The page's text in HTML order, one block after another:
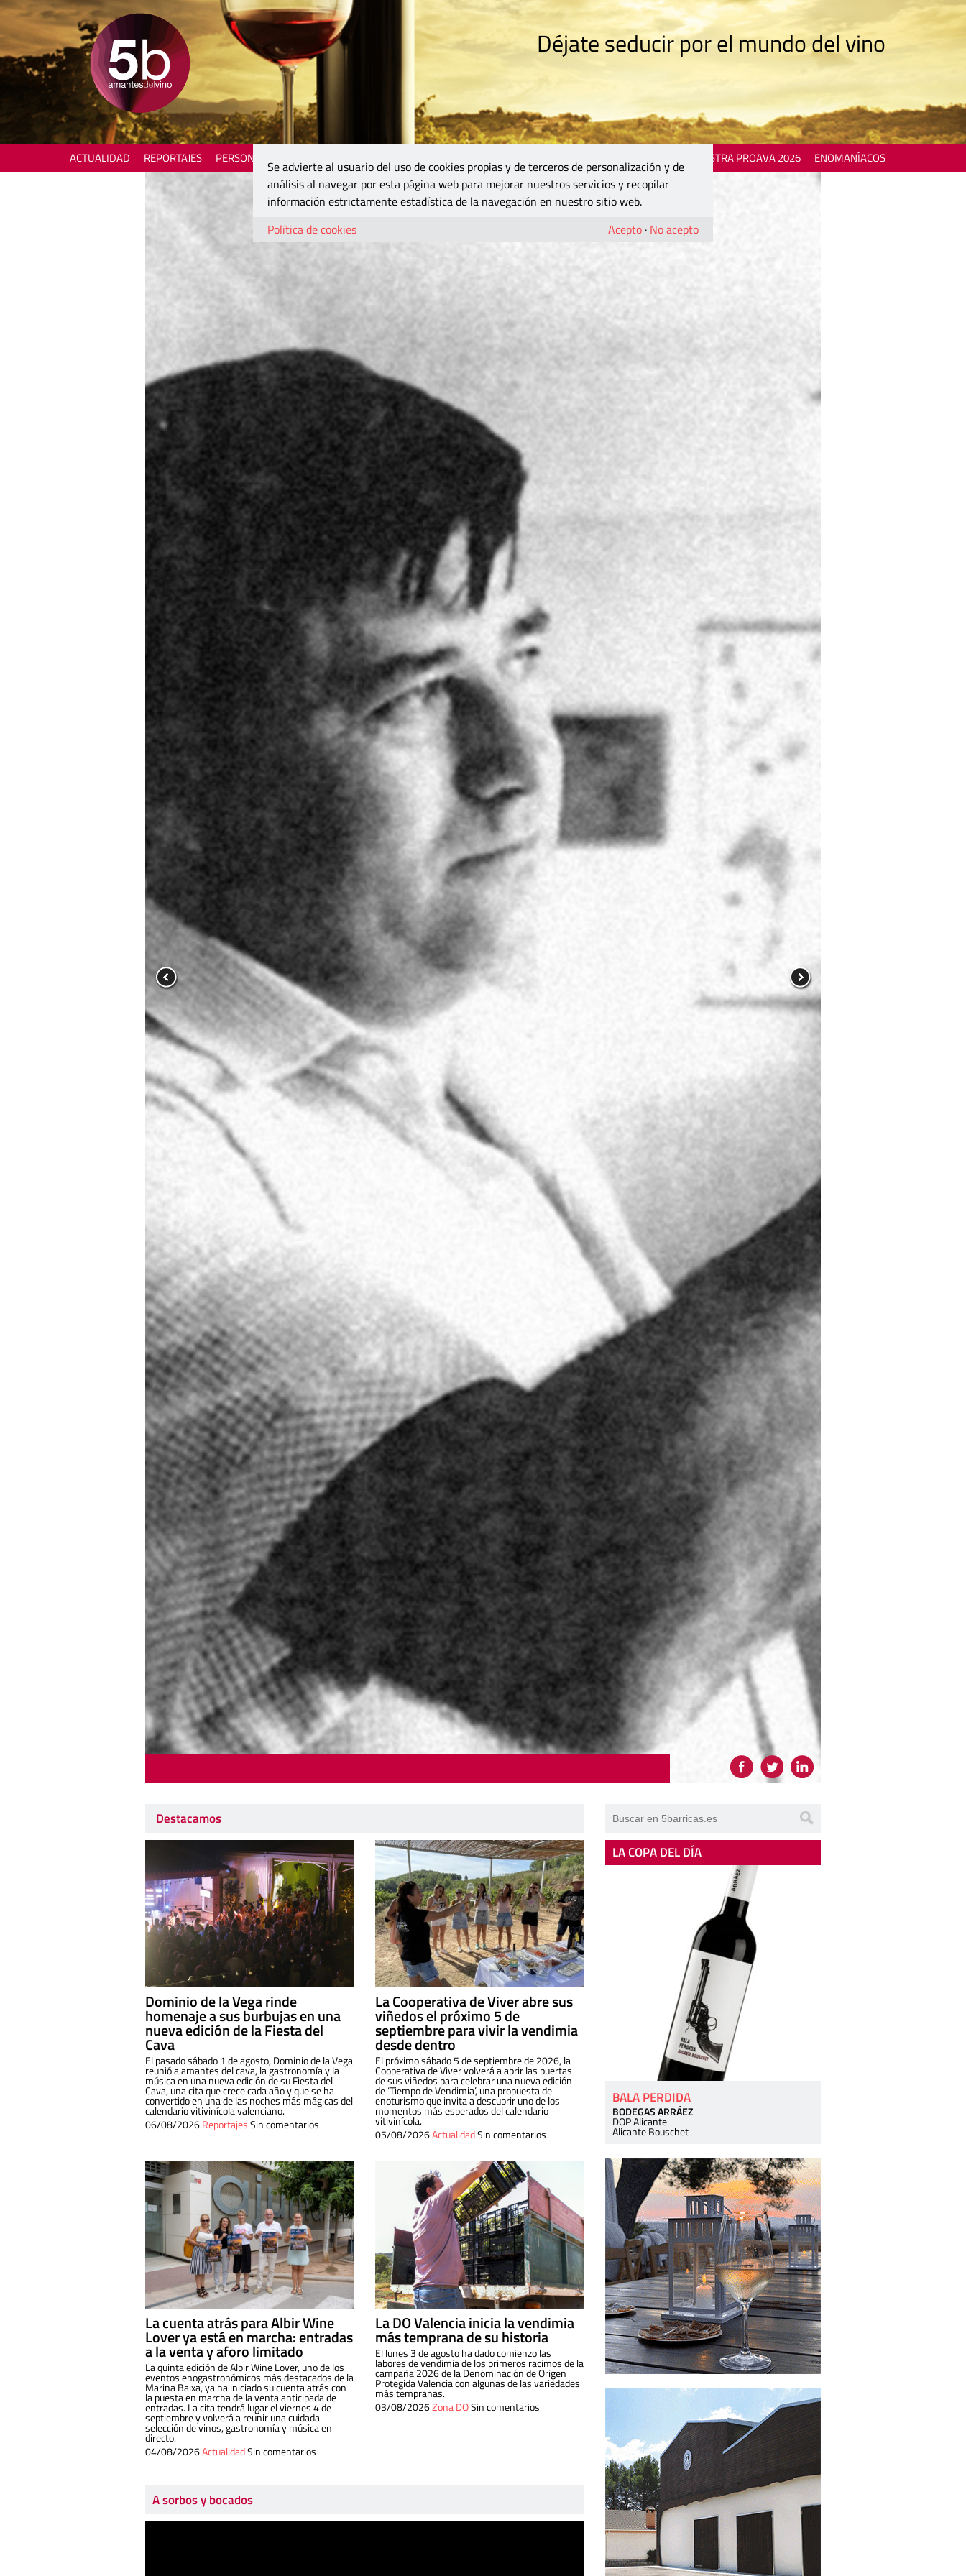
Déjate seducir por el mundo del vino
ACTUALIDAD REPORTAJES PERSONAJES MOSTRA PROAVA 2026 ENOMANÍACOS
Destacamos
Dominio de la Vega rinde
homenaje a sus burbujas en una
nueva edición de la Fiesta del
Cava
El pasado sábado 1 de agosto, Dominio de la Vega
reunió a amantes del cava, la gastronomía y la
música en una nueva edición de su Fiesta del
Cava, una cita que crece cada año y que se ha
convertido en una de las noches más mágicas del
calendario vitivinícola valenciano.
06/08/2026ReportajesSin comentarios
La Cooperativa de Viver abre sus
viñedos el próximo 5 de
septiembre para vivir la vendimia
desde dentro
El próximo sábado 5 de septiembre de 2026, la
Cooperativa de Viver volverá a abrir las puertas
de sus viñedos para celebrar una nueva edición
de ‘Tiempo de Vendimia’, una propuesta de
enoturismo que invita a descubrir uno de los
momentos más esperados del calendario
vitivinícola.
05/08/2026ActualidadSin comentarios
La cuenta atrás para Albir Wine
Lover ya está en marcha: entradas
a la venta y aforo limitado
La quinta edición de Albir Wine Lover, uno de los
eventos enogastronómicos más destacados de la
Marina Baixa, ya ha iniciado su cuenta atrás con
la puesta en marcha de la venta anticipada de
entradas. La cita tendrá lugar el viernes 4 de
septiembre y volverá a reunir una cuidada
selección de vinos, gastronomía y música en
directo.
04/08/2026ActualidadSin comentarios
La DO Valencia inicia la vendimia
más temprana de su historia
El lunes 3 de agosto ha dado comienzo las
labores de vendimia de los primeros racimos de la
campaña 2026 de la Denominación de Origen
Protegida Valencia con algunas de las variedades
más tempranas.
03/08/2026Zona DOSin comentarios
A sorbos y bocados
LA COPA DEL DÍA
BALA PERDIDA
BODEGAS ARRÁEZ
DOP Alicante
Alicante Bouschet
Se advierte al usuario del uso de cookies propias y de terceros de personalización y de
análisis al navegar por esta página web para mejorar nuestros servicios y recopilar
información estrictamente estadística de la navegación en nuestro sitio web.
Política de cookies
Acepto · No acepto